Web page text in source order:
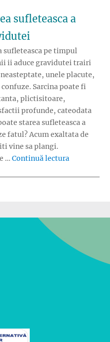
sufleteasca a
sufleteasca pe timpul
ii aduce gravidutei trairi
unele placute,
Sarcina poate fi
plictisitoare,
profunde, cateodata
starea sufleteasca a
fatul? Acum exaltata de
vine sa plangi.
… Continuă lectura